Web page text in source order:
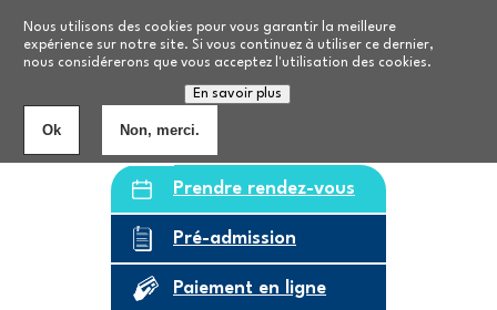
Nous utilisons des cookies pour vous garantir la meilleure
expérience sur notre site. Si vous continuez à utiliser ce dernier,
nous considérerons que vous acceptez l'utilisation des cookies.
En savoir plus
Ok Non, merci.
Nos formations
Personnes âgées8
Prendre rendez-vous
Pré-admission
Paiement en ligne